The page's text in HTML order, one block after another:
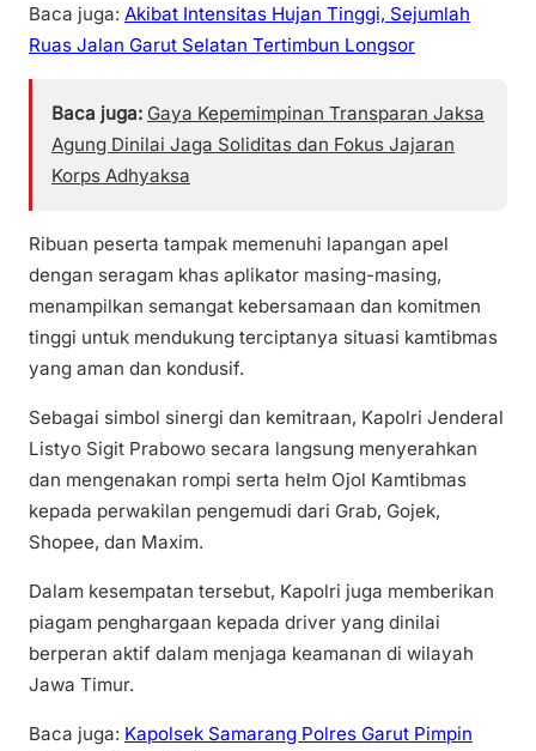
Baca juga: Akibat Intensitas Hujan Tinggi, Sejumlah
Ruas Jalan Garut Selatan Tertimbun Longsor
Baca juga: Gaya Kepemimpinan Transparan Jaksa
Agung Dinilai Jaga Soliditas dan Fokus Jajaran
Korps Adhyaksa
Ribuan peserta tampak memenuhi lapangan apel
dengan seragam khas aplikator masing-masing,
menampilkan semangat kebersamaan dan komitmen
tinggi untuk mendukung terciptanya situasi kamtibmas
yang aman dan kondusif.
Sebagai simbol sinergi dan kemitraan, Kapolri Jenderal
Listyo Sigit Prabowo secara langsung menyerahkan
dan mengenakan rompi serta helm Ojol Kamtibmas
kepada perwakilan pengemudi dari Grab, Gojek,
Shopee, dan Maxim.
Dalam kesempatan tersebut, Kapolri juga memberikan
piagam penghargaan kepada driver yang dinilai
berperan aktif dalam menjaga keamanan di wilayah
Jawa Timur.
Baca juga: Kapolsek Samarang Polres Garut Pimpin